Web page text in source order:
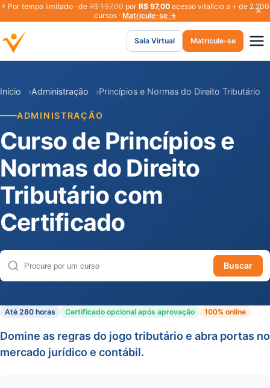
⚡ Por tempo limitado · deR$ 197,00por R$ 97,00acesso vitalício a + de 2.200
cursos · Matricule-se →
Sala Virtual Matricule-se
Início Administração Princípios e Normas do Direito Tributário
ADMINISTRAÇÃO
Curso de Princípios e
Normas do Direito
Tributário com
Certificado
Buscar cursos
Buscar
Até 280 horas Certificado opcional após aprovação 100% online
Domine as regras do jogo tributário e abra portas no
mercado jurídico e contábil.